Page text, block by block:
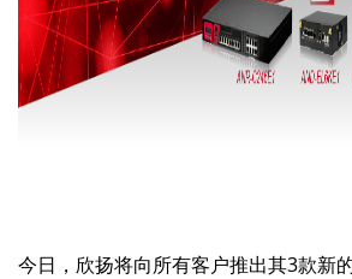
今日，欣扬将向所有客户推出其3款新